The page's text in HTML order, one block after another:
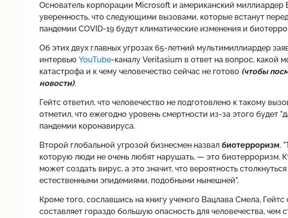
Основатель корпорации Microsoft и американский миллиардер
уверенность, что следующими вызовами, которые встанут
пандемии COVID-19 будут климатические изменения и
Об этих двух главных угрозах 65-летний мультимиллиардер
интервью YouTube-каналу Veritasium в ответ на вопрос, какой
катастрофа и к чему человечество сейчас не готово (чтобы
новости).
Гейтс ответил, что человечество не подготовлено к такому
отметил, что ежегодно уровень смертности из-за этого будет
пандемии коронавируса.
Второй глобальной угрозой бизнесмен назвал биотерроризм.
которую люди не очень любят нарушать, — это биотерроризм.
может создать вирус, а это значит, что вероятность
естественными эпидемиями, подобными нынешней".
Кроме того, сославшись на книгу ученого Вацлава Смела, Гейтс
составляет гораздо большую опасность для человечества, чем